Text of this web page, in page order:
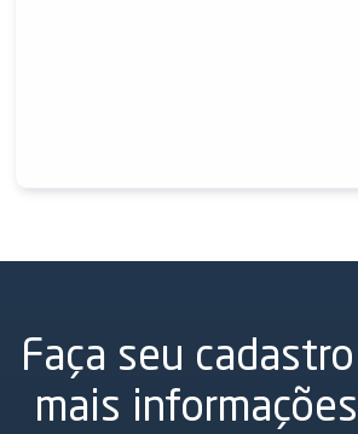
Faça seu
mais